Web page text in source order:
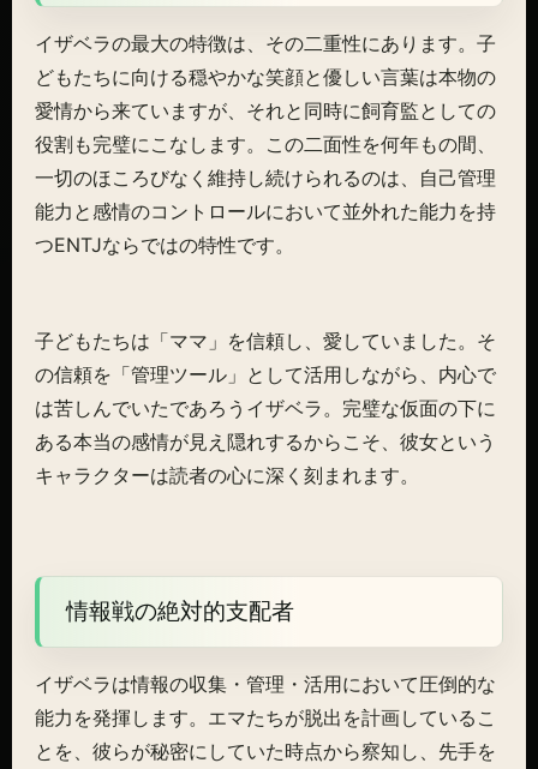
イザベラの最大の特徴は、その二重性にあります。子
どもたちに向ける穏やかな笑顔と優しい言葉は本物の
愛情から来ていますが、それと同時に飼育監としての
役割も完璧にこなします。この二面性を何年もの間、
一切のほころびなく維持し続けられるのは、自己管理
能力と感情のコントロールにおいて並外れた能力を持
つENTJならではの特性です。
子どもたちは「ママ」を信頼し、愛していました。そ
の信頼を「管理ツール」として活用しながら、内心で
は苦しんでいたであろうイザベラ。完璧な仮面の下に
ある本当の感情が見え隠れするからこそ、彼女という
キャラクターは読者の心に深く刻まれます。
情報戦の絶対的支配者
イザベラは情報の収集・管理・活用において圧倒的な
能力を発揮します。エマたちが脱出を計画しているこ
とを、彼らが秘密にしていた時点から察知し、先手を